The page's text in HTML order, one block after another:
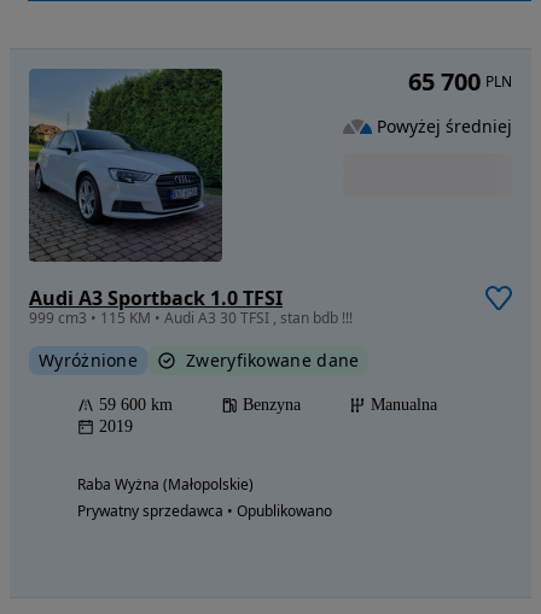
Audi A3 Sportback 1.0 TFSI
999 cm3 • 115 KM • Audi A3 30 TFSI , stan bdb !!!
Wyróżnione Zweryfikowane dane
59 600 km Benzyna
Manualna
2019
Raba Wyżna (Małopolskie)
Prywatny sprzedawca • Opublikowano
65 700 PLN
Powyżej średniej